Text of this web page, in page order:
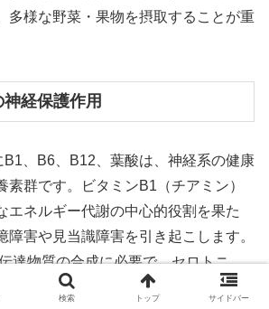
多様な野菜・果物を摂取することが重
経保護作用
B1、B6、B12、葉酸は、神経系の健康
素群です。ビタミンB1（チアミン）
エネルギー代謝の中心的役割を果た
障害や見当識障害を引き起こします。
達物質の合成に必要で、セロトニ
などの産生に関与します。
検索 トップ サイドバー